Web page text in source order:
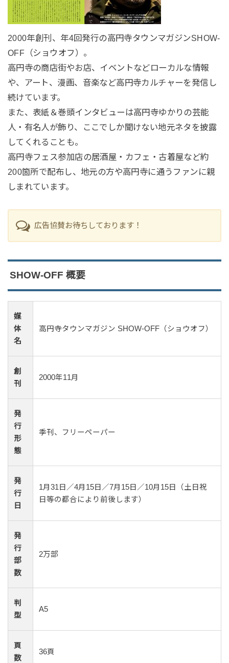
2000年創刊、年4回発行の高円寺タウンマガジンSHOW-
OFF（ショウオフ）。
高円寺の商店街やお店、イベントなどローカルな情報
や、アート、漫画、音楽など高円寺カルチャーを発信し
続けています。
また、表紙＆巻頭インタビューは高円寺ゆかりの芸能
人・有名人が飾り、ここでしか聞けない地元ネタを披露
してくれることも。
高円寺フェス参加店の居酒屋・カフェ・古着屋など約
200箇所で配布し、地元の方や高円寺に通うファンに親
しまれています。
広告協賛お待ちしております！
SHOW-OFF 概要
媒
体
名
高円寺タウンマガジン SHOW-OFF（ショウオフ）
創
刊
2000年11月
発
行
形
態
季刊、フリーペーパー
発
行
日
1月31日／4月15日／7月15日／10月15日（土日祝
日等の都合により前後します）
発
行
部
数
2万部
判
型
A5
頁
数
36頁